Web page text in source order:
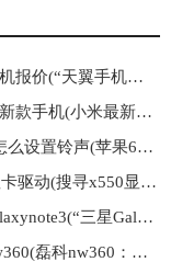
天翼手机报价(“天翼手机报价”全面盘点，最新价格一网打尽！)
小米最新款手机(小米最新款手机：高性能双模5G，更快、更稳、更劲爆！)
苹果6怎么设置铃声(苹果6如何设置自定义铃声？)
x550显卡驱动(搜寻x550显卡的最新驱动)
三星galaxynote3(“三星GalaxyNote3”：一款深受欢迎的智能手机)
磊科nw360(磊科nw360：网络安全卫士)